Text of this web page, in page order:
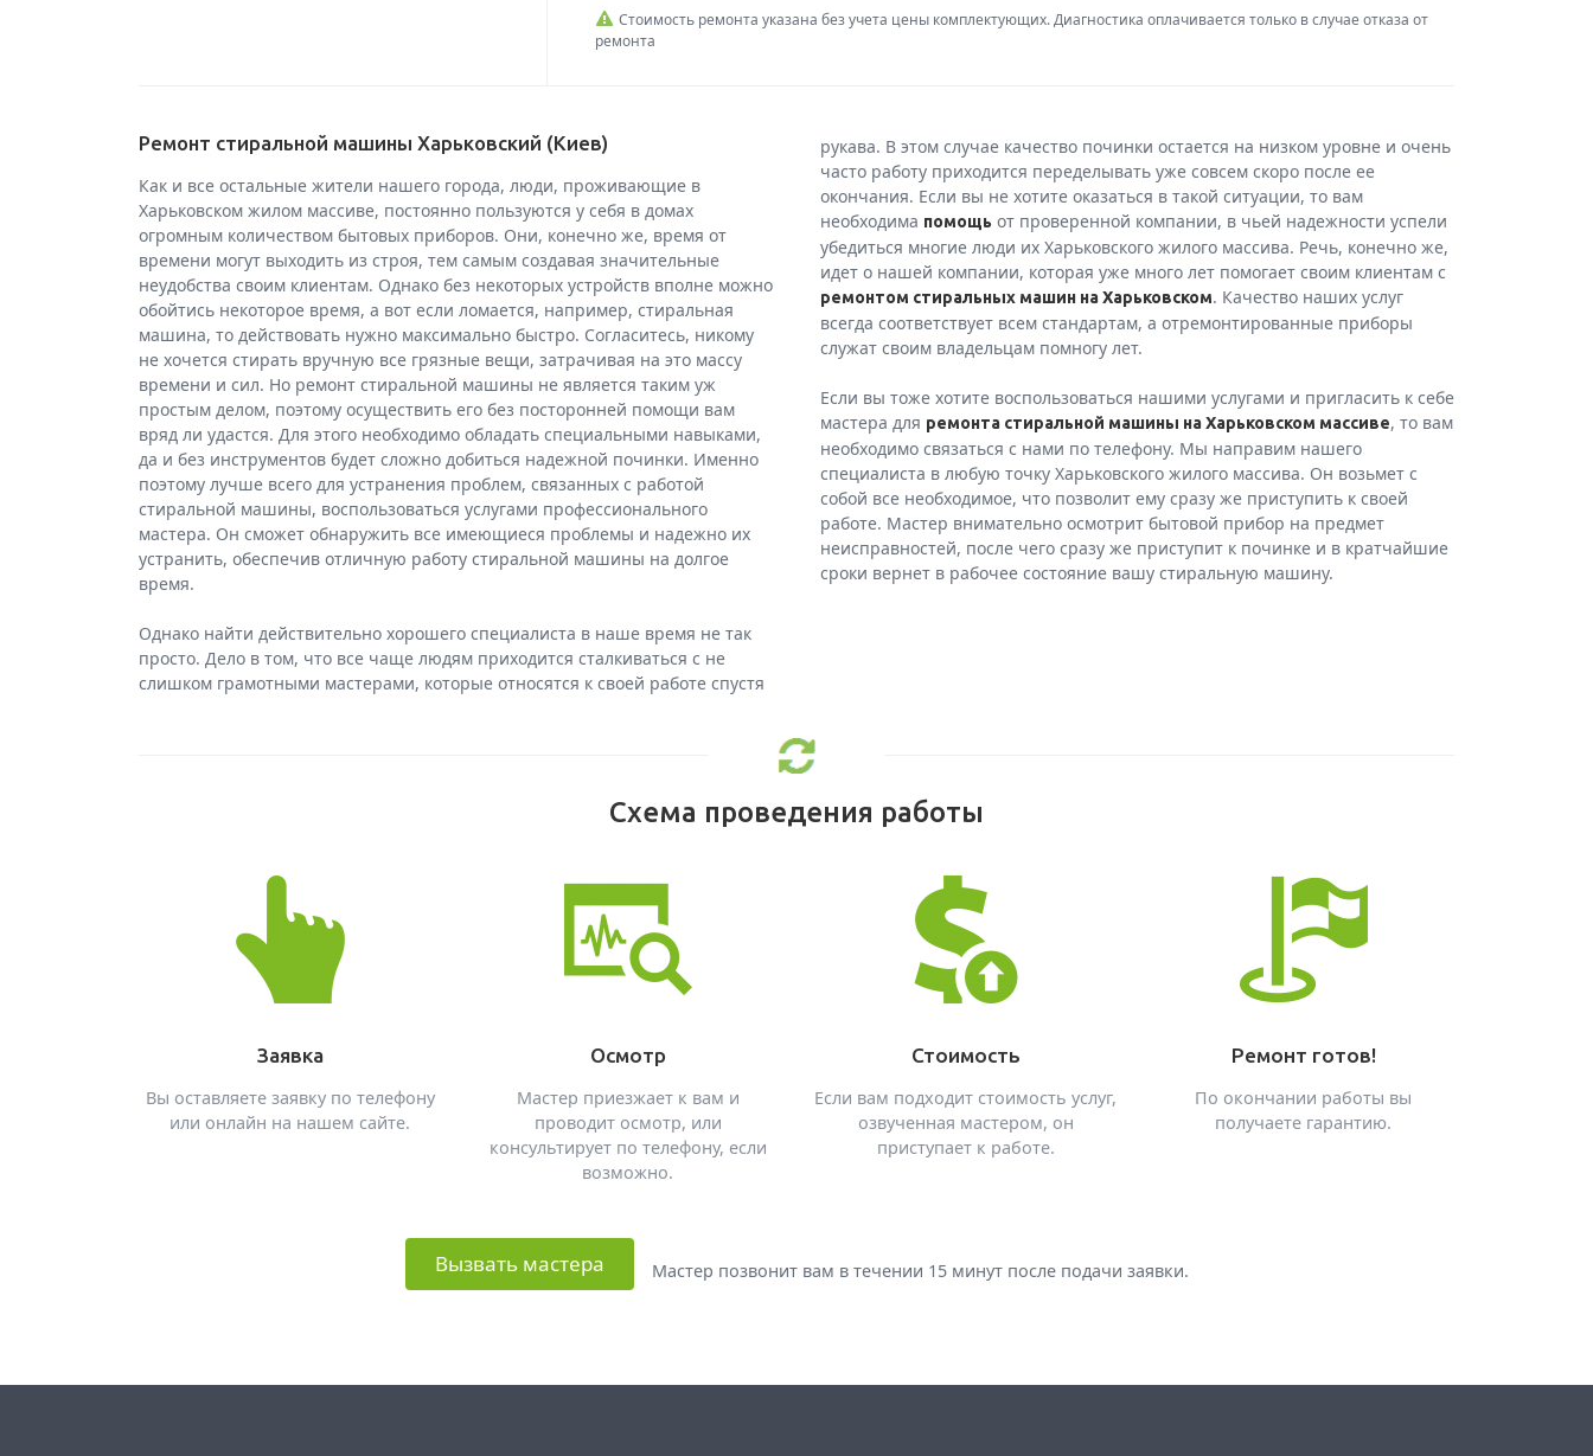
Стоимость ремонта указана без учета цены комплектующих. Диагностика оплачивается только в случае отказа от
ремонта
Ремонт стиральной машины Харьковский (Киев)
Как и все остальные жители нашего города, люди, проживающие в
Харьковском жилом массиве, постоянно пользуются у себя в домах
огромным количеством бытовых приборов. Они, конечно же, время от
времени могут выходить из строя, тем самым создавая значительные
неудобства своим клиентам. Однако без некоторых устройств вполне можно
обойтись некоторое время, а вот если ломается, например, стиральная
машина, то действовать нужно максимально быстро. Согласитесь, никому
не хочется стирать вручную все грязные вещи, затрачивая на это массу
времени и сил. Но ремонт стиральной машины не является таким уж
простым делом, поэтому осуществить его без посторонней помощи вам
вряд ли удастся. Для этого необходимо обладать специальными навыками,
да и без инструментов будет сложно добиться надежной починки. Именно
поэтому лучше всего для устранения проблем, связанных с работой
стиральной машины, воспользоваться услугами профессионального
мастера. Он сможет обнаружить все имеющиеся проблемы и надежно их
устранить, обеспечив отличную работу стиральной машины на долгое
время.
Однако найти действительно хорошего специалиста в наше время не так
просто. Дело в том, что все чаще людям приходится сталкиваться с не
слишком грамотными мастерами, которые относятся к своей работе спустя
рукава. В этом случае качество починки остается на низком уровне и очень
часто работу приходится переделывать уже совсем скоро после ее
окончания. Если вы не хотите оказаться в такой ситуации, то вам
необходима помощь от проверенной компании, в чьей надежности успели
убедиться многие люди их Харьковского жилого массива. Речь, конечно же,
идет о нашей компании, которая уже много лет помогает своим клиентам с
ремонтом стиральных машин на Харьковском. Качество наших услуг
всегда соответствует всем стандартам, а отремонтированные приборы
служат своим владельцам помногу лет.
Если вы тоже хотите воспользоваться нашими услугами и пригласить к себе
мастера для ремонта стиральной машины на Харьковском массиве, то вам
необходимо связаться с нами по телефону. Мы направим нашего
специалиста в любую точку Харьковского жилого массива. Он возьмет с
собой все необходимое, что позволит ему сразу же приступить к своей
работе. Мастер внимательно осмотрит бытовой прибор на предмет
неисправностей, после чего сразу же приступит к починке и в кратчайшие
сроки вернет в рабочее состояние вашу стиральную машину.
Схема проведения работы
Заявка
Вы оставляете заявку по телефону
или онлайн на нашем сайте.
Осмотр
Мастер приезжает к вам и
проводит осмотр, или
консультирует по телефону, если
возможно.
Стоимость
Если вам подходит стоимость услуг,
озвученная мастером, он
приступает к работе.
Ремонт готов!
По окончании работы вы
получаете гарантию.
Вызвать мастера Мастер позвонит вам в течении 15 минут после подачи заявки.